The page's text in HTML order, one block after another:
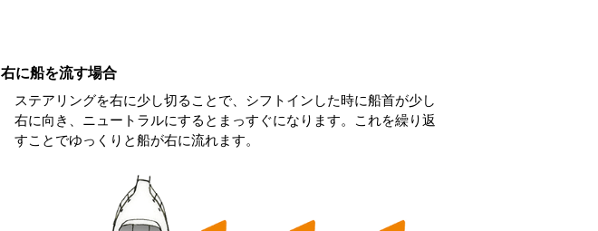
右に船を流す場合
ステアリングを右に少し切ることで、シフトインした時に船首が少し
右に向き、ニュートラルにするとまっすぐになります。これを繰り返
すことでゆっくりと船が右に流れます。